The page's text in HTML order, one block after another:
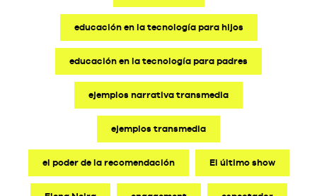
educación en la tecnología para hijos
educación en la tecnología para padres
ejemplos narrativa transmedia
ejemplos transmedia
el poder de la recomendación El último show